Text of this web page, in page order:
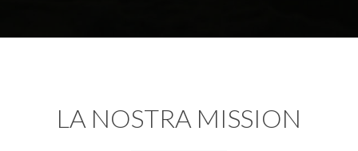
LA NOSTRA MISSION